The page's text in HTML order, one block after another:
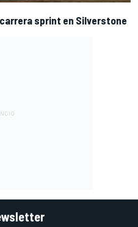
carrera sprint en Silverstone